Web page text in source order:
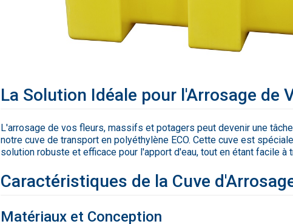
La Solution Idéale pour l'Arrosage de
L'arrosage de vos fleurs, massifs et potagers peut devenir une
notre cuve de transport en polyéthylène ECO. Cette cuve est
solution robuste et efficace pour l'apport d'eau, tout en étant facile à
Caractéristiques de la Cuve
Matériaux et Conception